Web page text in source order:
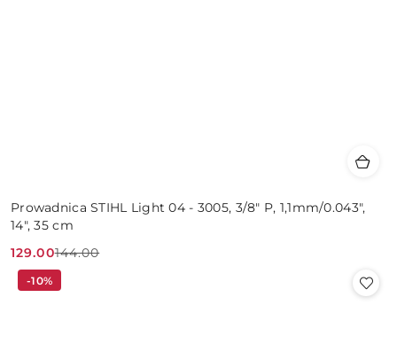
Prowadnica STIHL Light 04 - 3005, 3/8" P, 1,1mm/0.043",
14", 35 cm
Cena
promocyjna:
129.00
Cena
przed
144.00
-10%